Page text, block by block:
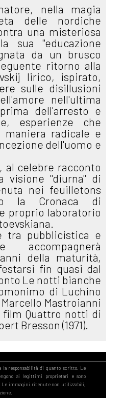
nella magia
delle nordiche
una misteriosa
sua "educazione
da un brusco
ritorno alla
lirico, ispirato,
sulle disillusioni
nell'ultima
dell'arresto e
esperienze che
maniera radicale e
dell'uomo e
al celebre racconto
visione "diurna" di
nei feuilletons
la Cronaca di
proprio laboratorio
tra pubblicistica e
accompagnerà
della maturità,
fin quasi dal
Le notti bianche
di Luchino
Mastroianni
film Quattro notti di
Bresson (1971).